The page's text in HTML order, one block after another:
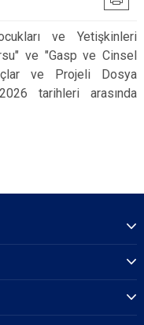
ve Yetişkinleri
ve "Gasp ve Cinsel
ve Projeli Dosya
tarihleri arasında